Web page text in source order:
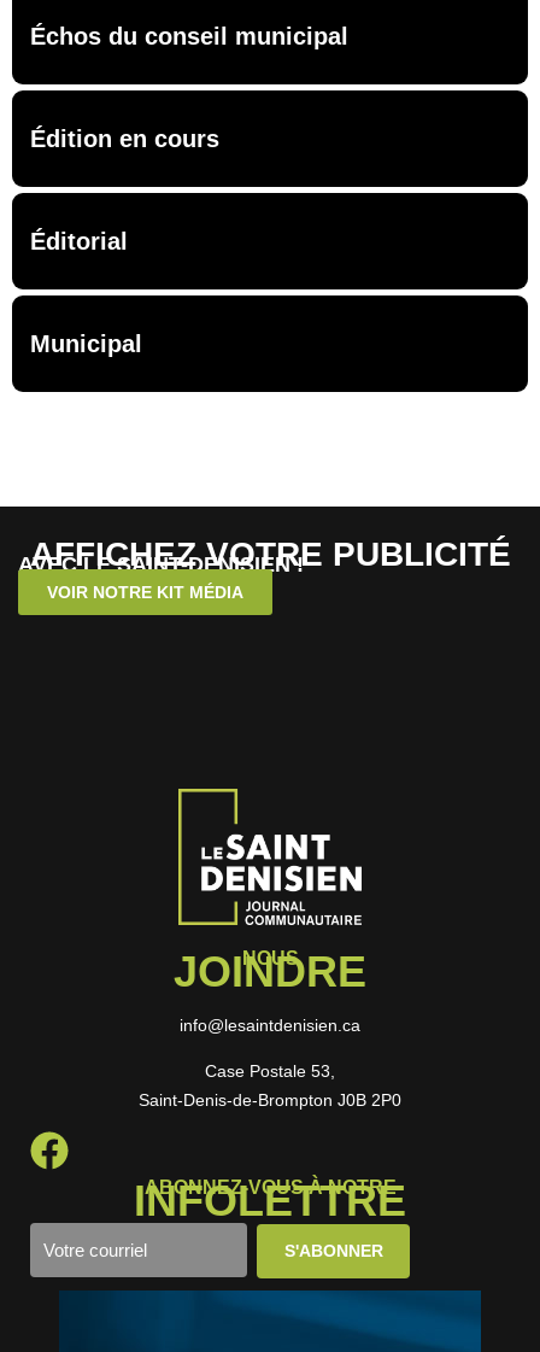
Échos du conseil municipal
Édition en cours
Éditorial
Municipal
AFFICHEZ VOTRE PUBLICITÉ
AVEC LE SAINT-DENISIEN !
VOIR NOTRE KIT MÉDIA
NOUS
JOINDRE
info@lesaintdenisien.ca
Case Postale 53,
Saint-Denis-de-Brompton J0B 2P0
ABONNEZ-VOUS À NOTRE
INFOLETTRE